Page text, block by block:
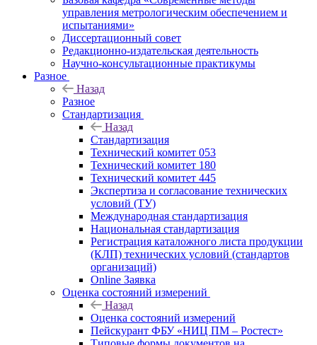
управления метрологическим обеспечением и
испытаниями»
Диссертационный совет
Редакционно-издательская деятельность
Научно-консультационные практикумы
Разное
Назад
Разное
Стандартизация
Назад
Стандартизация
Технический комитет 053
Технический комитет 180
Технический комитет 445
Экспертиза и согласование технических
условий (ТУ)
Международная стандартизация
Национальная стандартизация
Регистрация каталожного листа продукции
(КЛП) технических условий (стандартов
организаций)
Online Заявка
Оценка состояний измерений
Назад
Оценка состояний измерений
Пейскурант ФБУ «НИЦ ПМ – Ростест»